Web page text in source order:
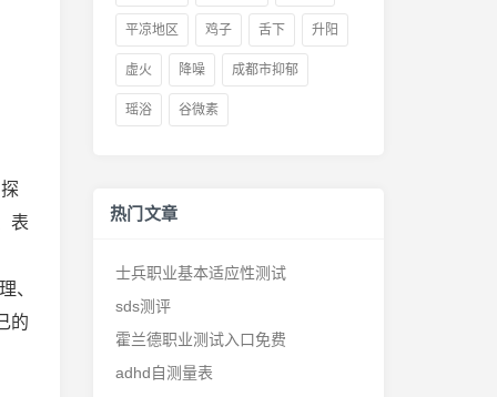
表
、
的
平凉地区 鸡子 舌下 升阳
虚火 降噪 成都市抑郁
瑶浴 谷微素
热门文章
士兵职业基本适应性测试
sds测评
霍兰德职业测试入口免费
adhd自测量表